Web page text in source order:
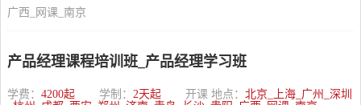
广西_网课_南京
产品经理课程培训班_产品经理学习班
学费： 4200起 学制： 2天起 开课 地点： 北京_上海_广州_深圳